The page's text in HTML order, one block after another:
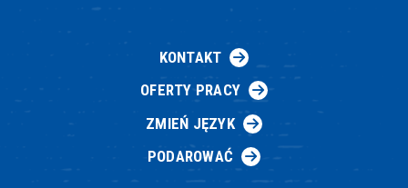
KONTAKT
OFERTY PRACY
ZMIEŃ JĘZYK
PODAROWAĆ